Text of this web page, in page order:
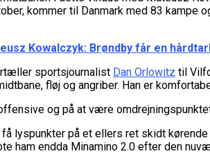
kommer til Danmark med 83 kampe
Kowalczyk: Brøndby får en
sportsjournalist Dan Orlowitz til
fløj og angriber. Han er
og på at være
lyspunkter på et ellers ret skidt
ham endda Minamino 2.0 efter den